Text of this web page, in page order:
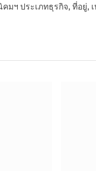
ฯ ประเภทธุรกิจ, ที่อยู่,